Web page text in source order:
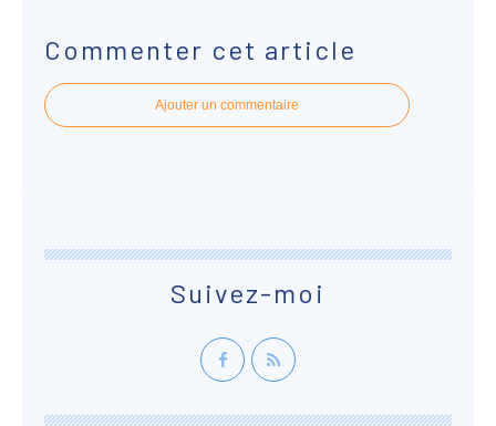
Commenter cet article
Ajouter un commentaire
Suivez-moi